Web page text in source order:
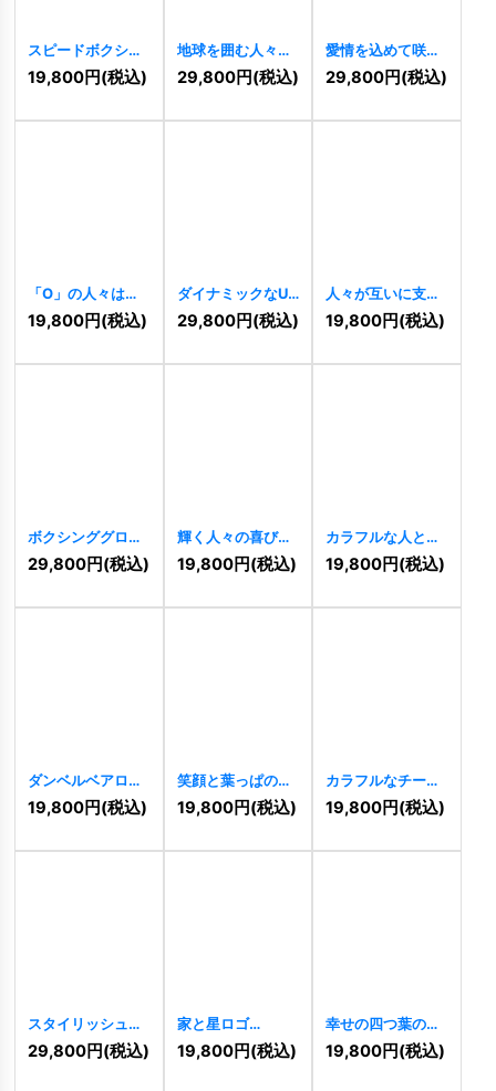
スピードボクシン
ググローブのロゴ
9104
19,800円(税込)
地球を囲む人々ロ
ゴ[ 8757]
29,800円(税込)
愛情を込めて咲き
誇るハートの花の
ロゴ
8703]
29,800円(税込)
「O」の人々はロ
ゴをサポートして
います [ 8362]
19,800円(税込)
ダイナミックなU
と人物のロゴ
8176 ]
29,800円(税込)
人々が互いに支え
合いハートの形を
形成するロゴ
19,800円(税込)
ボクシンググロー
ブがぶつかり合
い、輝く星のロゴ
29,800円(税込)
輝く人々の喜びと
幸せのロゴ
7589
19,800円(税込)
カラフルな人と人
との繋がりロゴ
7523
19,800円(税込)
ダンベルベアロゴ
[7081]
19,800円(税込)
笑顔と葉っぱのナ
チュラルロゴ
7007
19,800円(税込)
カラフルなチーム
ワークのロゴ
6494 ]
19,800円(税込)
スタイリッシュな
木のロゴ[6510]
29,800円(税込)
家と星ロゴ
[6336]
19,800円(税込)
幸せの四つ葉のク
ローバーのロゴ
6145
19,800円(税込)